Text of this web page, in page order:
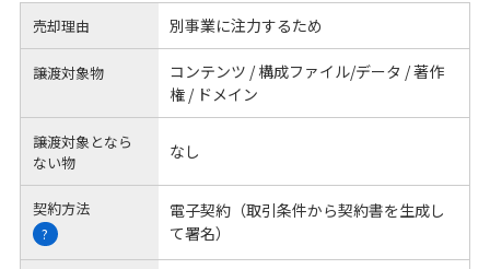
売却理由 別事業に注力するため
譲渡対象物
コンテンツ / 構成ファイル/データ / 著作
権 / ドメイン
譲渡対象となら
ない物
なし
契約方法
?
電子契約（取引条件から契約書を生成し
て署名）